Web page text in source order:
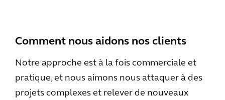
Comment nous aidons nos clients
Notre approche est à la fois commerciale et
pratique, et nous aimons nous attaquer à des
projets complexes et relever de nouveaux